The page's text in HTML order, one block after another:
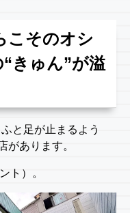
こそのオシ
きゅん”が溢
と足が止まるよう
があります。
ト）。